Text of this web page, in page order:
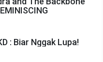
: Biar Nggak Lupa!